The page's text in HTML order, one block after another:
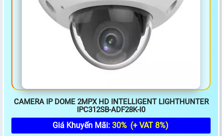
CAMERA IP DOME 2MPX HD INTELLIGENT LIGHTHUNTER
IPC312SB-ADF28K-I0
Giá Khuyến Mãi: 30% (+ VAT 8%)